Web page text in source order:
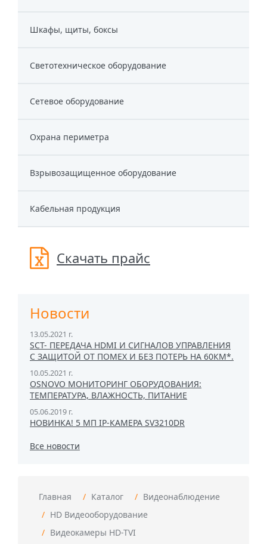
Шкафы, щиты, боксы
Светотехническое оборудование
Сетевое оборудование
Охрана периметра
Взрывозащищенное оборудование
Кабельная продукция
Скачать прайс
Новости
13.05.2021 г.
SCT- ПЕРЕДАЧА HDMI И СИГНАЛОВ УПРАВЛЕНИЯ
С ЗАЩИТОЙ ОТ ПОМЕХ И БЕЗ ПОТЕРЬ НА 60КМ*.
10.05.2021 г.
OSNOVO МОНИТОРИНГ ОБОРУДОВАНИЯ:
ТЕМПЕРАТУРА, ВЛАЖНОСТЬ, ПИТАНИЕ
05.06.2019 г.
НОВИНКА! 5 МП IP-КАМЕРА SV3210DR
Все новости
Главная Каталог
Видеонаблюдение
HD Видеооборудование
Видеокамеры HD-TVI